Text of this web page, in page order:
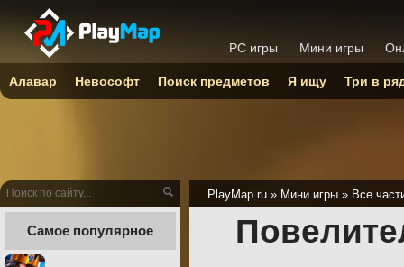
PlayMap.ru » Мини игры » Все
Самое популярное
PC игры Мини игры
Алавар Невософт Поиск предметов Я ищу Три в